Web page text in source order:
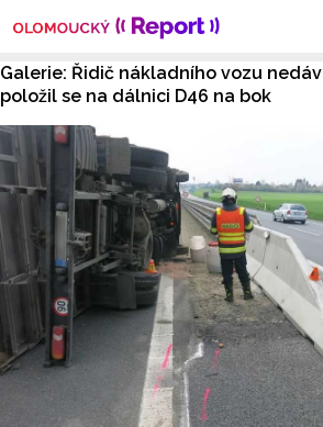
Galerie: Řidič nákladního vozu
položil se na dálnici D46 na bok